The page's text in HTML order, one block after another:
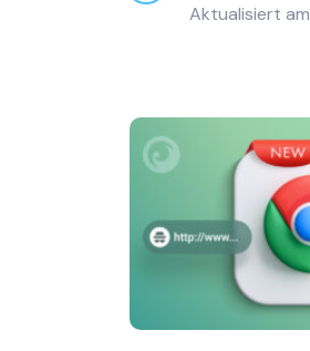
Aktualisiert am